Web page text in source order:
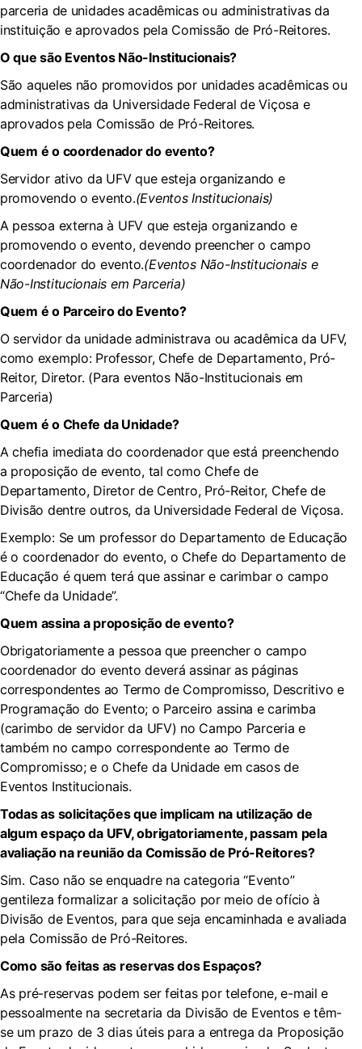
parceria de unidades acadêmicas ou administrativas da
instituição e aprovados pela Comissão de Pró-Reitores.
O que são Eventos Não-Institucionais?
São aqueles não promovidos por unidades acadêmicas ou
administrativas da Universidade Federal de Viçosa e
aprovados pela Comissão de Pró-Reitores.
Quem é o coordenador do evento?
Servidor ativo da UFV que esteja organizando e
promovendo o evento.(Eventos Institucionais)
A pessoa externa à UFV que esteja organizando e
promovendo o evento, devendo preencher o campo
coordenador do evento.(Eventos Não-Institucionais e
Não-Institucionais em Parceria)
Quem é o Parceiro do Evento?
O servidor da unidade administrava ou acadêmica da UFV,
como exemplo: Professor, Chefe de Departamento, Pró-
Reitor, Diretor. (Para eventos Não-Institucionais em
Parceria)
Quem é o Chefe da Unidade?
A chefia imediata do coordenador que está preenchendo
a proposição de evento, tal como Chefe de
Departamento, Diretor de Centro, Pró-Reitor, Chefe de
Divisão dentre outros, da Universidade Federal de Viçosa.
Exemplo: Se um professor do Departamento de Educação
é o coordenador do evento, o Chefe do Departamento de
Educação é quem terá que assinar e carimbar o campo
“Chefe da Unidade”.
Quem assina a proposição de evento?
Obrigatoriamente a pessoa que preencher o campo
coordenador do evento deverá assinar as páginas
correspondentes ao Termo de Compromisso, Descritivo e
Programação do Evento; o Parceiro assina e carimba
(carimbo de servidor da UFV) no Campo Parceria e
também no campo correspondente ao Termo de
Compromisso; e o Chefe da Unidade em casos de
Eventos Institucionais.
Todas as solicitações que implicam na utilização de
algum espaço da UFV, obrigatoriamente, passam pela
avaliação na reunião da Comissão de Pró-Reitores?
Sim. Caso não se enquadre na categoria “Evento”
gentileza formalizar a solicitação por meio de ofício à
Divisão de Eventos, para que seja encaminhada e avaliada
pela Comissão de Pró-Reitores.
Como são feitas as reservas dos Espaços?
As pré-reservas podem ser feitas por telefone, e-mail e
pessoalmente na secretaria da Divisão de Eventos e têm-
se um prazo de 3 dias úteis para a entrega da Proposição